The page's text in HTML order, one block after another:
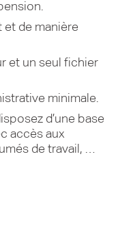
et de manière
et un seul fichier
minimale.
d’une base
accès aux
de travail, …